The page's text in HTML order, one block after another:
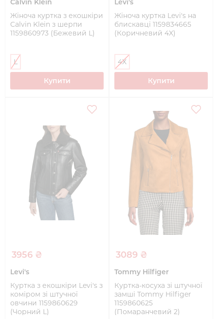
Calvin Klein
Жіноча куртка з екошкіри
Calvin Klein з шерпи
1159860973 (Бежевий L)
L
Купити
Levi's
Жіноча куртка Levi's на
блискавці 1159834665
(Коричневий 4X)
4X
Купити
3956 ₴
Levi's
Куртка з екошкіри Levi's з
коміром зі штучної
овчини 1159860629
(Чорний L)
3089 ₴
Tommy Hilfiger
Куртка-косуха зі штучної
замші Tommy Hilfiger
1159860625
(Помаранчевий 2)